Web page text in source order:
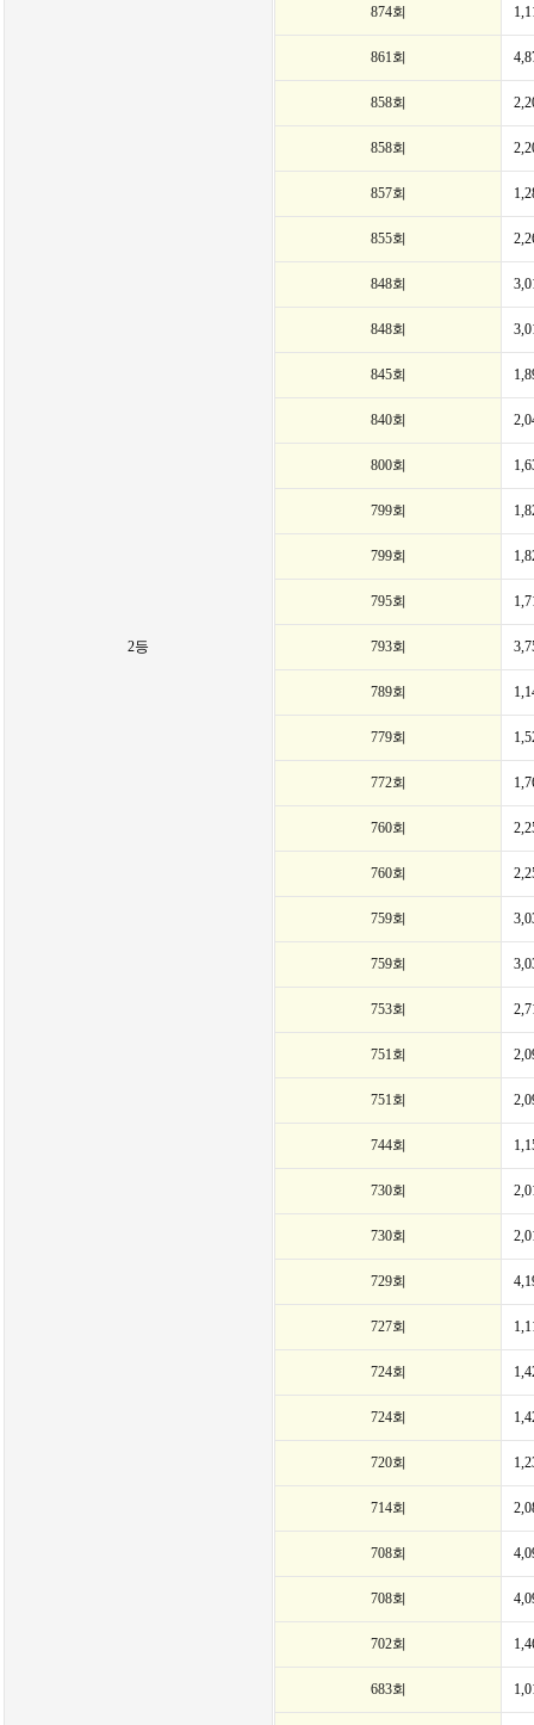
2등
874회
861회
858회
858회
857회
855회
848회
848회
845회
840회
800회
799회
799회
795회
793회
789회
779회
772회
760회
760회
759회
759회
753회
751회
751회
744회
730회
730회
729회
727회
724회
724회
720회
714회
708회
708회
702회
683회